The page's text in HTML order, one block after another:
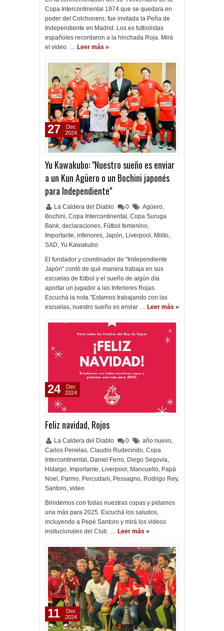
Copa Intercontinental 1974 que se quedara en
poder del Colchonero, fue invitada la Peña de
Independiente en Madrid. Los ex futbolistas
españoles recordaron a la hinchada Roja. Mirá
el video. … Leer más »
Yu Kawakubo: "Nuestro sueño es enviar
a un Kun Agüero o un Bochini japonés
para Independiente"
La Caldera del Diablo 0 Agüero,
Bochini, Copa Intercontinental , Copa Suruga
Bank, declaraciones, Fútbol femenino,
Importante, inferiores, Japón, Liverpool , Milito,
SAD, Yu Kawakubo
El fundador y coordinador de "Independiente
Japón" contó de qué manera trabaja en sus
escuelas de fútbol y el sueño de algún día
aportar un jugador a las Inferiores Rojas.
Escuchá la nota."Estamos trabajando con las
escuelas, nuestro sueño es enviar … Leer más »
27
Dec
2024
Feliz navidad, Rojos
La Caldera del Diablo 0 año nuevo,
Carlos Penelas, Claudio Rudecindo, Copa
Intercontinental , Daniel Ferro, Diego Segovia,
Hidalgo, Importante, Liverpool , Mancuello, Papá
Noel , Parmo, Percudani, Pessagno, Rodrigo Rey,
Santoro, video
Brindemos con todas nuestras copas y pidamos
una más para 2025. Escuchá los saludos,
incluyendo a Pepé Santoro y mirá los videos
insitucionales del Club. … Leer más »
24
Dec
2024
11
Dec
2024